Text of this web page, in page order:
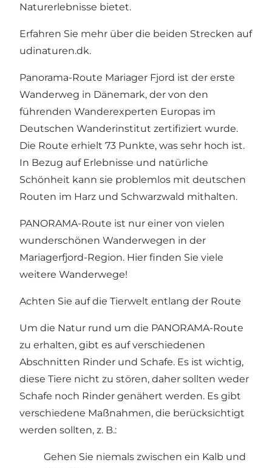
Naturerlebnisse bietet.
Erfahren Sie mehr über die beiden Strecken auf
udinaturen.dk.
Panorama-Route Mariager Fjord ist der erste
Wanderweg in Dänemark, der von den
führenden Wanderexperten Europas im
Deutschen Wanderinstitut zertifiziert wurde.
Die Route erhielt 73 Punkte, was sehr hoch ist.
In Bezug auf Erlebnisse und natürliche
Schönheit kann sie problemlos mit deutschen
Routen im Harz und Schwarzwald mithalten.
PANORAMA-Route ist nur einer von vielen
wunderschönen Wanderwegen in der
Mariagerfjord-Region. Hier finden Sie viele
weitere Wanderwege!
Achten Sie auf die Tierwelt entlang der Route
Um die Natur rund um die PANORAMA-Route
zu erhalten, gibt es auf verschiedenen
Abschnitten Rinder und Schafe. Es ist wichtig,
diese Tiere nicht zu stören, daher sollten weder
Schafe noch Rinder genähert werden. Es gibt
verschiedene Maßnahmen, die berücksichtigt
werden sollten, z. B.:
Gehen Sie niemals zwischen ein Kalb und